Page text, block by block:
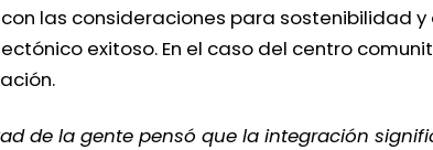
las consideraciones para sostenibilidad
exitoso. En el caso del centro
de la gente pensó que la integración